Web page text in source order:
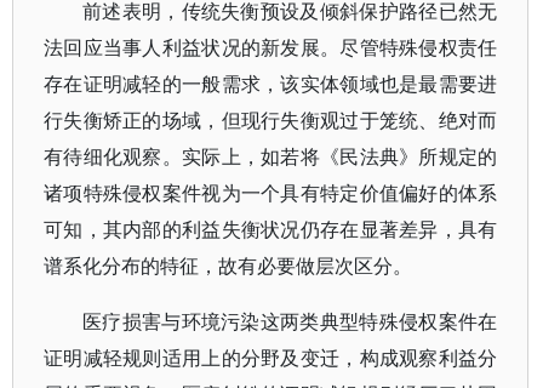
前述表明，传统失衡预设及倾斜保护路径已然无
法回应当事人利益状况的新发展。尽管特殊侵权责任
存在证明减轻的一般需求，该实体领域也是最需要进
行失衡矫正的场域，但现行失衡观过于笼统、绝对而
有待细化观察。实际上，如若将《民法典》所规定的
诸项特殊侵权案件视为一个具有特定价值偏好的体系
可知，其内部的利益失衡状况仍存在显著差异，具有
谱系化分布的特征，故有必要做层次区分。
医疗损害与环境污染这两类典型特殊侵权案件在
证明减轻规则适用上的分野及变迁，构成观察利益分